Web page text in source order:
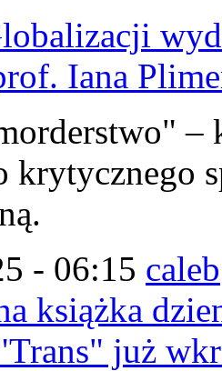
Iana
–
krytycznego
- 06:15 caleb
książka
już